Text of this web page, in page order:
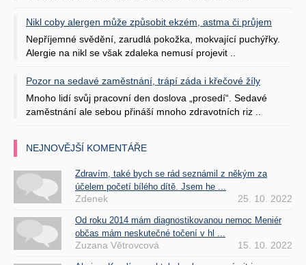
Nikl coby alergen může způsobit ekzém, astma či průjem
Nepříjemné svědění, zarudlá pokožka, mokvající puchýřky.
Alergie na nikl se však zdaleka nemusí projevit ..
Pozor na sedavé zaměstnání, trápí záda i křečové žíly
Mnoho lidí svůj pracovní den doslova „prosedí“. Sedavé
zaměstnání ale sebou přináší mnoho zdravotních riz ..
NEJNOVĚJŠÍ KOMENTÁŘE
Zdravím, také bych se rád seznámil z někým za
účelem početí bílého dítě. Jsem he ...
Zdenek 25. 10. 2022
Od roku 2014 mám diagnostikovanou nemoc Meniér
občas mám neskutečné točení v hl ...
Zuzana Větrovcová 15. 10. 2022